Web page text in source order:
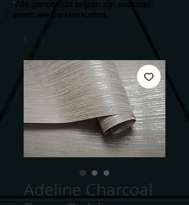
* Alle genoemde prijzen zijn exclusief:
Adeline Charcoal